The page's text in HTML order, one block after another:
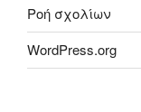
Ροή σχολίων
WordPress.org